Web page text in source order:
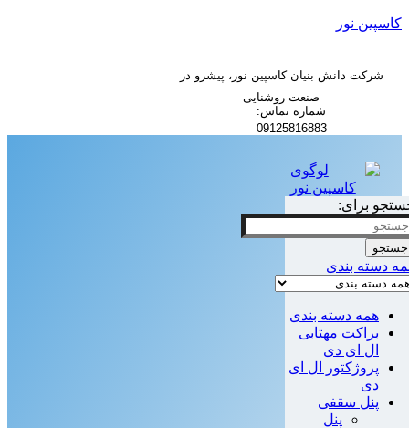
کاسپین نور
شرکت دانش بنیان کاسپین نور، پیشرو در
صنعت روشنایی
شماره تماس:
09125816883
برای:
جستجو
دسته بندی
همه دسته بندی
براکت مهتابی
ال ای دی
پروژکتور ال ای
دی
پنل سقفی
پنل